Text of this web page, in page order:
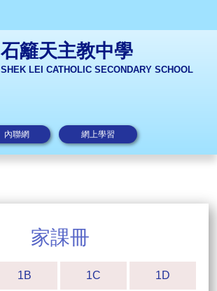
石籬天主教中學
SHEK LEI CATHOLIC SECONDARY SCHOOL
內聯網 網上學習
家課冊
1B 1C 1D